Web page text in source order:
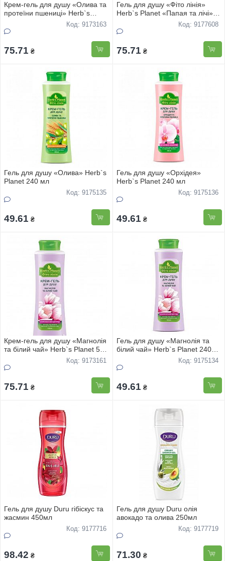
Крем-гель для душу «Олива та
протеїни пшениці» Herb`s
Код: 9173163
75.71 ₴
Гель для душу «Фіто лінія»
Herb`s Planet «Папая та лічі»
Код: 9177608
75.71 ₴
Гель для душу «Олива» Herb`s
Planet 240 мл
Код: 9175135
49.61 ₴
Гель для душу «Орхідея»
Herb`s Planet 240 мл
Код: 9175136
49.61 ₴
Крем-гель для душу «Магнолія
та білий чай» Herb`s Planet 510
Код: 9173161
75.71 ₴
Гель для душу «Магнолія та
білий чай» Herb`s Planet 240
Код: 9175134
49.61 ₴
Гель для душу Duru гібіскус та
жасмин 450мл
Код: 9177716
98.42 ₴
Гель для душу Duru олія
авокадо та олива 250мл
Код: 9177719
71.30 ₴